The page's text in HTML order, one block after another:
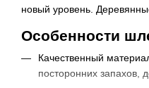
новый уровень.
Особенности
Качественный
посторонних запахов,